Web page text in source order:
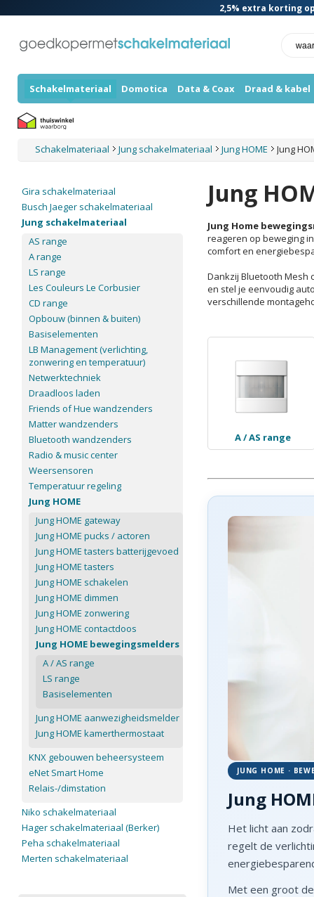
2,5% extra korting
Schakelmateriaal Domotica Data & Coax Draad & kabel
Schakelmateriaal Jung schakelmateriaal Jung HOME Jung
Jung
Jung Home
reageren op beweging
comfort en
Dankzij Bluetooth Mesh
en stel je eenvoudig
verschillende
A / AS range
JUNG HOME ·
Jung
Het licht aan
regelt de
Met een groot
Gira schakelmateriaal
Busch Jaeger schakelmateriaal
Jung schakelmateriaal
AS range
A range
LS range
Les Couleurs Le Corbusier
CD range
Opbouw (binnen & buiten)
Basiselementen
LB Management (verlichting,
zonwering en temperatuur)
Netwerktechniek
Draadloos laden
Friends of Hue wandzenders
Matter wandzenders
Bluetooth wandzenders
Radio & music center
Weersensoren
Temperatuur regeling
Jung HOME
Jung HOME gateway
Jung HOME pucks / actoren
Jung HOME tasters batterijgevoed
Jung HOME tasters
Jung HOME schakelen
Jung HOME dimmen
Jung HOME zonwering
Jung HOME contactdoos
Jung HOME bewegingsmelders
A / AS range
LS range
Basiselementen
Jung HOME aanwezigheidsmelder
Jung HOME kamerthermostaat
KNX gebouwen beheersysteem
eNet Smart Home
Relais-/dimstation
Niko schakelmateriaal
Hager schakelmateriaal (Berker)
Peha schakelmateriaal
Merten schakelmateriaal